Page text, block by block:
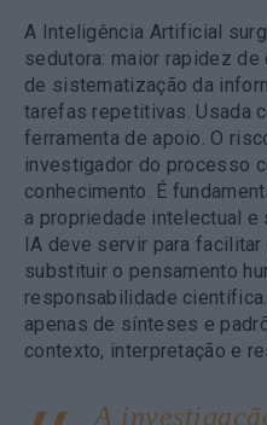
A Inteligência Artificial
sedutora: maior rapidez
de sistematização da
tarefas repetitivas. Usada
ferramenta de apoio. O
investigador do processo
conhecimento. É
a propriedade intelectual e
IA deve servir para
substituir o pensamento
responsabilidade
apenas de sínteses e
contexto, interpretação e
A